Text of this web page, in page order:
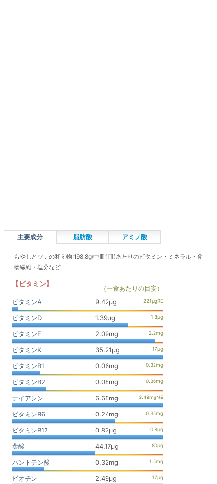
主要成分 脂肪酸 アミノ酸
もやしとツナの和え物:198.8g(中皿1皿)あたりのビタミン・ミネラル・食
物繊維・塩分など
【ビタミン】
（一食あたりの目安）
ビタミンA
9.42μg
ビタミンD 1.39μg
ビタミンE 2.09mg
ビタミンK 35.21μg
ビタミンB1 0.06mg
ビタミンB2 0.08mg
ナイアシン 6.68mg
ビタミンB6 0.24mg
ビタミンB12 0.82μg
葉酸 44.17μg
パントテン酸 0.32mg
ビオチン 2.49μg